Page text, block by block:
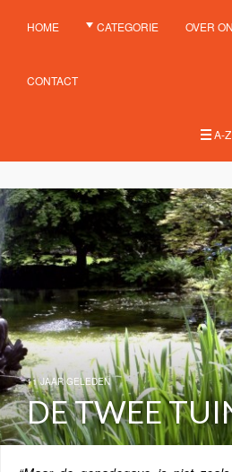
HOME CATEGORIE OVER
CONTACT
A-Z
11 JAAR GELEDEN
DE TWEE